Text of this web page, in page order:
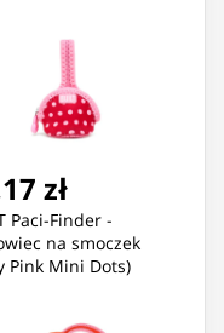
zł
Paci-Finder -
na smoczek
Pink Mini Dots)